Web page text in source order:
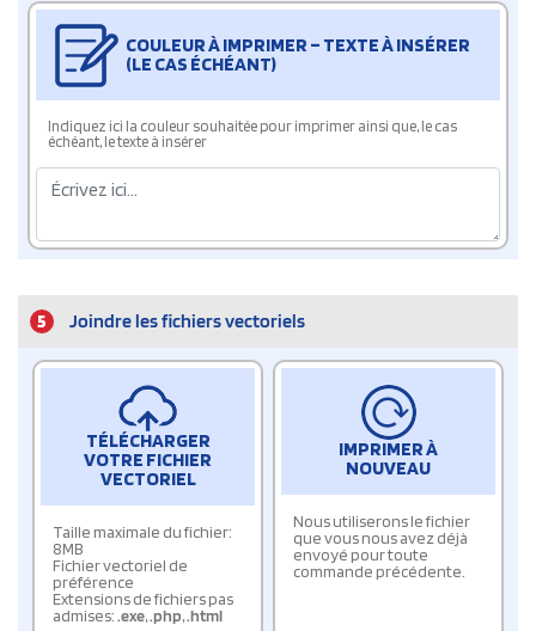
COULEUR À IMPRIMER – TEXTE À INSÉRER
(LE CAS ÉCHÉANT)
Indiquez ici la couleur souhaitée pour imprimer ainsi que, le cas
échéant, le texte à insérer
5 Joindre les fichiers vectoriels
TÉLÉCHARGER
VOTRE FICHIER
VECTORIEL
Taille maximale du fichier:
8MB
Fichier vectoriel de
préférence
Extensions de fichiers pas
admises:.exe,.php,.html
IMPRIMER À
NOUVEAU
Nous utiliserons le fichier
que vous nous avez déjà
envoyé pour toute
commande précédente.